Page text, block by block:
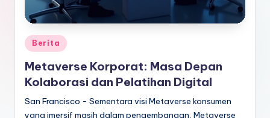
Posted
in
Berita
Metaverse Korporat: Masa Depan
Kolaborasi dan Pelatihan Digital
San Francisco - Sementara visi Metaverse konsumen
yang imersif masih dalam pengembangan, Metaverse